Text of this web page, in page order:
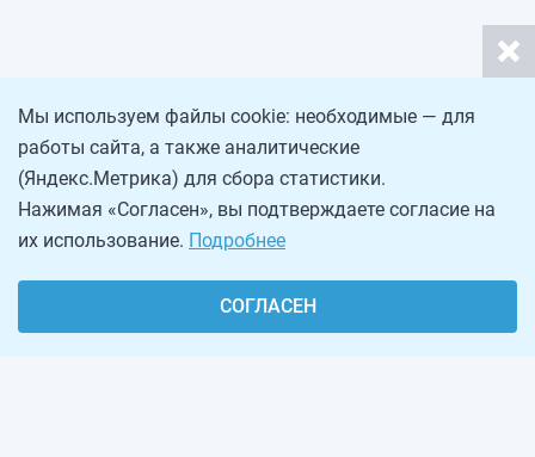
Мы используем файлы cookie: необходимые — для
работы сайта, а также аналитические
(Яндекс.Метрика) для сбора статистики.
Нажимая «Согласен», вы подтверждаете согласие на
их использование. Подробнее
СОГЛАСЕН